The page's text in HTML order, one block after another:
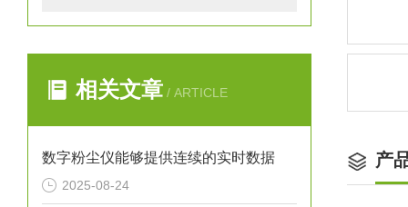
相关文章 / ARTICLE
数字粉尘仪能够提供连续的实时数据
2025-08-24
产